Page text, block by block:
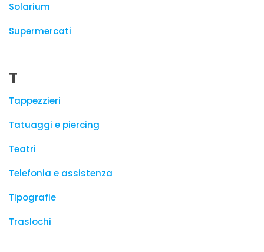
Solarium
Supermercati
T
Tappezzieri
Tatuaggi e piercing
Teatri
Telefonia e assistenza
Tipografie
Traslochi